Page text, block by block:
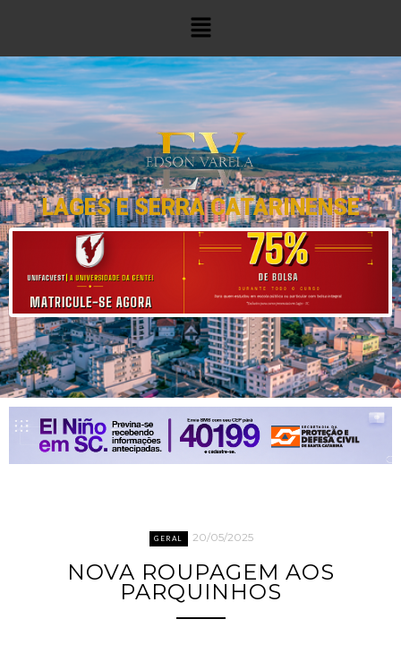
LAGES E SERRA CATARINENSE
GERAL 20/05/2025
NOVA ROUPAGEM AOS
PARQUINHOS